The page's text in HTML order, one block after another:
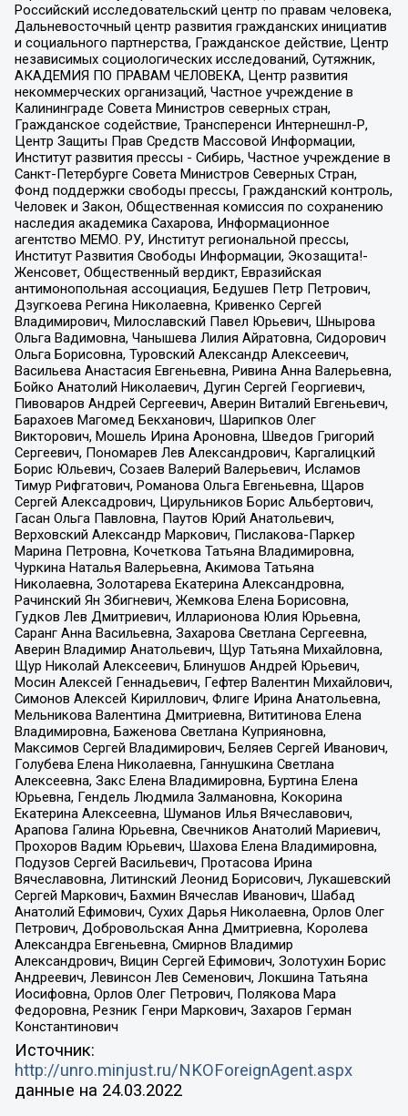
Российский исследовательский центр по правам человека,
Дальневосточный центр развития гражданских инициатив
и социального партнерства, Гражданское действие, Центр
независимых социологических исследований, Сутяжник,
АКАДЕМИЯ ПО ПРАВАМ ЧЕЛОВЕКА, Центр развития
некоммерческих организаций, Частное учреждение в
Калининграде Совета Министров северных стран,
Гражданское содействие, Трансперенси Интернешнл-Р,
Центр Защиты Прав Средств Массовой Информации,
Институт развития прессы - Сибирь, Частное учреждение в
Санкт-Петербурге Совета Министров Северных Стран,
Фонд поддержки свободы прессы, Гражданский контроль,
Человек и Закон, Общественная комиссия по сохранению
наследия академика Сахарова, Информационное
агентство МЕМО. РУ, Институт региональной прессы,
Институт Развития Свободы Информации, Экозащита!-
Женсовет, Общественный вердикт, Евразийская
антимонопольная ассоциация, Бедушев Петр Петрович,
Дзугкоева Регина Николаевна, Кривенко Сергей
Владимирович, Милославский Павел Юрьевич, Шнырова
Ольга Вадимовна, Чанышева Лилия Айратовна, Сидорович
Ольга Борисовна, Туровский Александр Алексеевич,
Васильева Анастасия Евгеньевна, Ривина Анна Валерьевна,
Бойко Анатолий Николаевич, Дугин Сергей Георгиевич,
Пивоваров Андрей Сергеевич, Аверин Виталий Евгеньевич,
Барахоев Магомед Бекханович, Шарипков Олег
Викторович, Мошель Ирина Ароновна, Шведов Григорий
Сергеевич, Пономарев Лев Александрович, Каргалицкий
Борис Юльевич, Созаев Валерий Валерьевич, Исламов
Тимур Рифгатович, Романова Ольга Евгеньевна, Щаров
Сергей Алексадрович, Цирульников Борис Альбертович,
Гасан Ольга Павловна, Паутов Юрий Анатольевич,
Верховский Александр Маркович, Пислакова-Паркер
Марина Петровна, Кочеткова Татьяна Владимировна,
Чуркина Наталья Валерьевна, Акимова Татьяна
Николаевна, Золотарева Екатерина Александровна,
Рачинский Ян Збигневич, Жемкова Елена Борисовна,
Гудков Лев Дмитриевич, Илларионова Юлия Юрьевна,
Саранг Анна Васильевна, Захарова Светлана Сергеевна,
Аверин Владимир Анатольевич, Щур Татьяна Михайловна,
Щур Николай Алексеевич, Блинушов Андрей Юрьевич,
Мосин Алексей Геннадьевич, Гефтер Валентин Михайлович,
Симонов Алексей Кириллович, Флиге Ирина Анатольевна,
Мельникова Валентина Дмитриевна, Вититинова Елена
Владимировна, Баженова Светлана Куприяновна,
Максимов Сергей Владимирович, Беляев Сергей Иванович,
Голубева Елена Николаевна, Ганнушкина Светлана
Алексеевна, Закс Елена Владимировна, Буртина Елена
Юрьевна, Гендель Людмила Залмановна, Кокорина
Екатерина Алексеевна, Шуманов Илья Вячеславович,
Арапова Галина Юрьевна, Свечников Анатолий Мариевич,
Прохоров Вадим Юрьевич, Шахова Елена Владимировна,
Подузов Сергей Васильевич, Протасова Ирина
Вячеславовна, Литинский Леонид Борисович, Лукашевский
Сергей Маркович, Бахмин Вячеслав Иванович, Шабад
Анатолий Ефимович, Сухих Дарья Николаевна, Орлов Олег
Петрович, Добровольская Анна Дмитриевна, Королева
Александра Евгеньевна, Смирнов Владимир
Александрович, Вицин Сергей Ефимович, Золотухин Борис
Андреевич, Левинсон Лев Семенович, Локшина Татьяна
Иосифовна, Орлов Олег Петрович, Полякова Мара
Федоровна, Резник Генри Маркович, Захаров Герман
Константинович
Источник:
http://unro.minjust.ru/NKOForeignAgent.aspx
данные на 24.03.2022